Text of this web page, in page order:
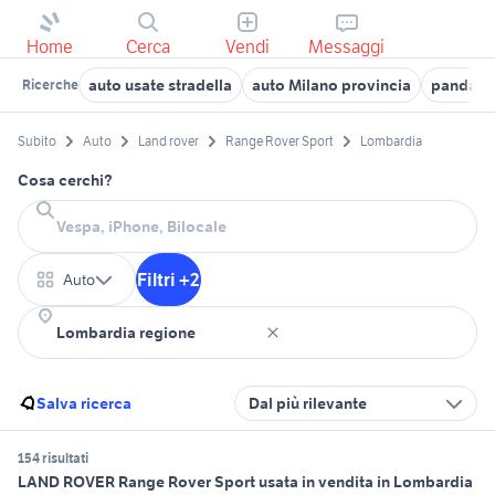
Home Cerca Vendi Messaggi
Ricerche auto usate stradella auto Milano provincia panda
Subito Auto Land rover Range Rover Sport Lombardia
Cosa cerchi?
Auto Filtri +2
Salva ricerca Dal più rilevante
154 risultati
LAND ROVER Range Rover Sport usata in vendita in Lombardia